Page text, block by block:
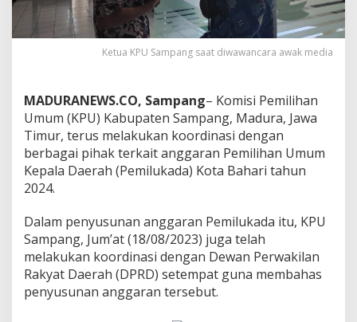
Ketua KPU Sampang saat diwawancara awak media
MADURANEWS.CO, Sampang– Komisi Pemilihan
Umum (KPU) Kabupaten Sampang, Madura, Jawa
Timur, terus melakukan koordinasi dengan
berbagai pihak terkait anggaran Pemilihan Umum
Kepala Daerah (Pemilukada) Kota Bahari tahun
2024.
Dalam penyusunan anggaran Pemilukada itu, KPU
Sampang, Jum’at (18/08/2023) juga telah
melakukan koordinasi dengan Dewan Perwakilan
Rakyat Daerah (DPRD) setempat guna membahas
penyusunan anggaran tersebut.